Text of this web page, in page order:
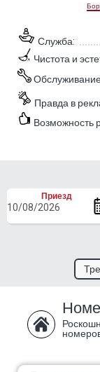
Служба:
Чистота и
Правда в
Возможность
Приезд